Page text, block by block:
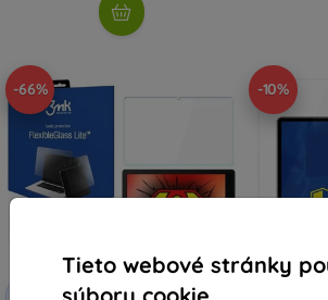
Tieto webové stránky
súbory cookie.
-66%
Zľava s
-10%